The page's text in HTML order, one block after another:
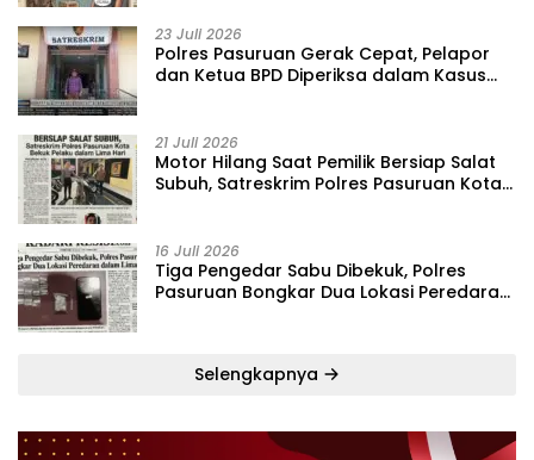
23 Juli 2026
‎Polres Pasuruan Gerak Cepat, Pelapor
dan Ketua BPD Diperiksa dalam Kasus
21 Juli 2026
‎Motor Hilang Saat Pemilik Bersiap Salat
Subuh, Satreskrim Polres Pasuruan Kota
16 Juli 2026
Tiga Pengedar Sabu Dibekuk, Polres
Pasuruan Bongkar Dua Lokasi Peredaran
Selengkapnya